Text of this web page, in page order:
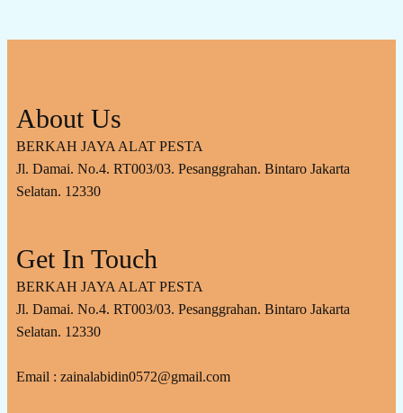
About Us
BERKAH JAYA ALAT PESTA
Jl. Damai. No.4. RT003/03. Pesanggrahan. Bintaro Jakarta
Selatan. 12330
Get In Touch
BERKAH JAYA ALAT PESTA
Jl. Damai. No.4. RT003/03. Pesanggrahan. Bintaro Jakarta
Selatan. 12330
Email : zainalabidin0572@gmail.com